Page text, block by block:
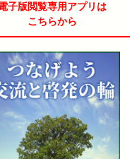
子版閲覧専用アプリは
こちらから